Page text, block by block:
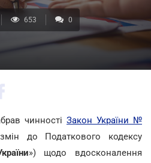
653 0
чинності Закон України №
до Податкового кодексу
») щодо вдосконалення